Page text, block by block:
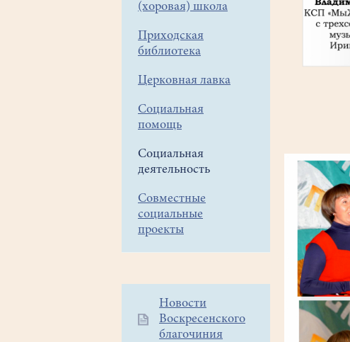
(хоровая) школа
Приходская
библиотека
Церковная лавка
Социальная
помощь
Социальная
деятельность
Совместные
социальные
проекты
Дополнительное
меню
Новости
Воскресенского
благочиния